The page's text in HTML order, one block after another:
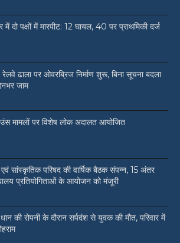
में दो पक्षों में मारपीट: 12 घायल, 40 पर प्राथमिकी दर्ज
रेलवे ढाला पर ओवरब्रिज निर्माण शुरू, बिना सूचना बदला
जाम
मामलों पर विशेष लोक अदालत आयोजित
एवं सांस्कृतिक परिषद की वार्षिक बैठक संपन्न, 15 अंतर
प्रतियोगिताओं के आयोजन को मंजूरी
की रोपनी के दौरान सर्पदंश से युवक की मौत, परिवार में